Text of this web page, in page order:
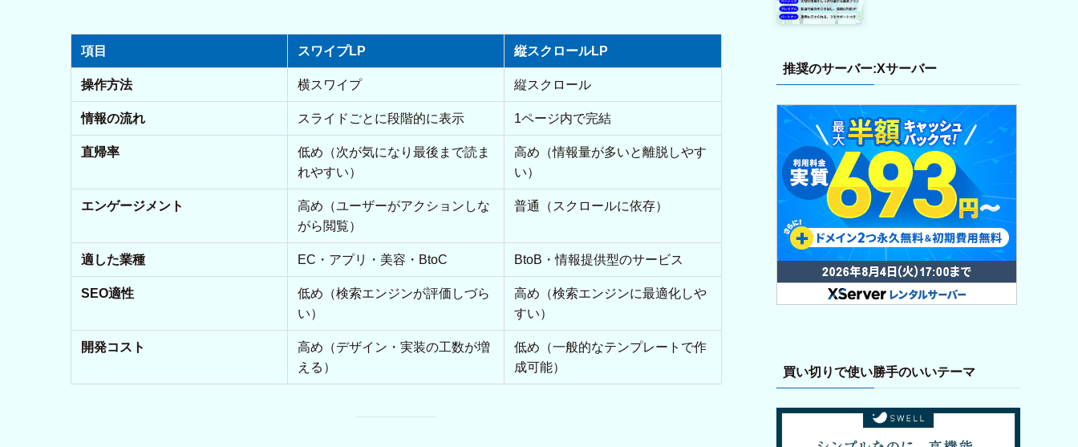
項目 スワイプLP 縦スクロールLP
操作方法 横スワイプ 縦スクロール
情報の流れ スライドごとに段階的に表示 1ページ内で完結
直帰率
低め（次が気になり最後まで読ま
れやすい）
高め（情報量が多いと離脱しやす
い）
エンゲージメント
高め（ユーザーがアクションしな
がら閲覧）
普通（スクロールに依存）
適した業種 EC・アプリ・美容・BtoC BtoB・情報提供型のサービス
SEO適性
低め（検索エンジンが評価しづら
い）
高め（検索エンジンに最適化しや
すい）
開発コスト
高め（デザイン・実装の工数が増
える）
低め（一般的なテンプレートで作
成可能）
推奨のサーバー:Xサーバー
買い切りで使い勝手のいいテーマ